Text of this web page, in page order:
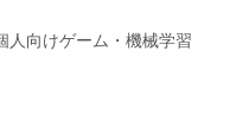
人向けゲーム・機械学習